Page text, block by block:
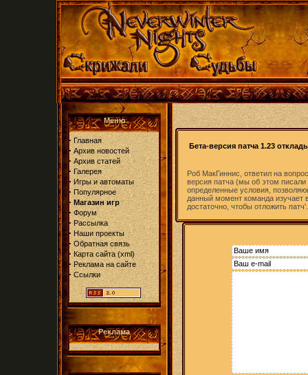
Меню
· Главная
· Архив новостей
· Архив статей
· Галерея
· Игры и автоматы
· Популярное
· Магазин игр
· Форум
· Рассылка
· Наши проекты
· Обратная связь
· Карта сайта(xml)
· Реклама на сайте
· Ссылки
Реклама
Бета-версия патча 1.23
Роб МакГиннис, ответил на
версия патча (мы об этом
определенные условия,
данный момент команда изучает
достаточно, чтобы отложить патч'.